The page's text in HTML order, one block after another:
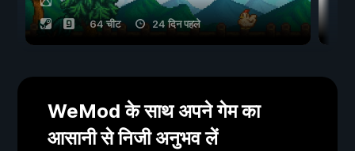
64 चीट 24 दिन पहले
WeMod के साथ अपने गेम का
आसानी से निजी अनुभव लें